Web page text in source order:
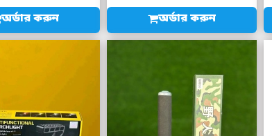
অর্ডার করুন
অর্ডার করুন